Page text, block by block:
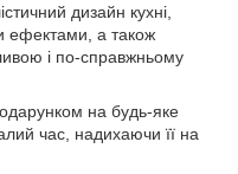
дизайн кухні,
ефектами, а також
і по-справжньому
на будь-яке
час, надихаючи її на